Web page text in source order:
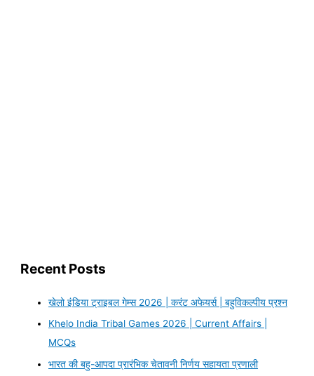
Recent Posts
खेलो इंडिया ट्राइबल गेम्स 2026 | करंट अफेयर्स | बहुविकल्पीय प्रश्न
Khelo India Tribal Games 2026 | Current Affairs |
MCQs
भारत की बहु-आपदा प्रारंभिक चेतावनी निर्णय सहायता प्रणाली